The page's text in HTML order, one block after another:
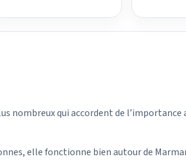
nombreux qui accordent de l’importance
elle fonctionne bien autour de